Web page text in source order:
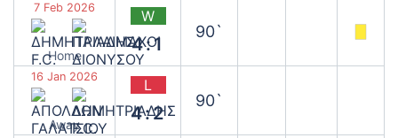
7 Feb 2026
Home
W
4:1
90`
16 Jan 2026
Away
L
4:2
90`